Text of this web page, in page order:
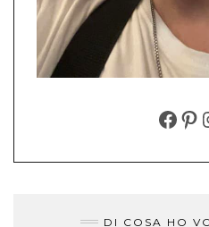
DI COSA HO